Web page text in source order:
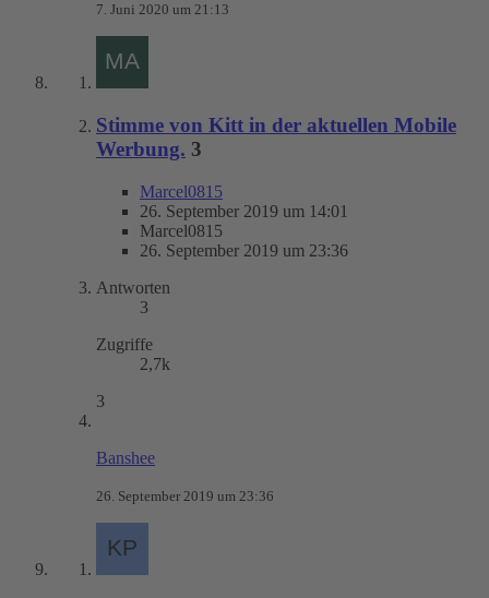
7. Juni 2020 um 21:13
Stimme von Kitt in der aktuellen Mobile
Werbung. 3
Marcel0815
26. September 2019 um 14:01
Marcel0815
26. September 2019 um 23:36
Antworten
3
Zugriffe
2,7k
3
Banshee
26. September 2019 um 23:36